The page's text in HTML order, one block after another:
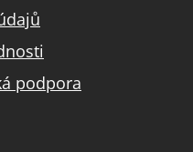
podpora